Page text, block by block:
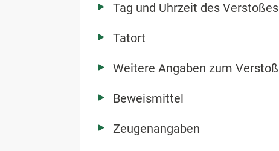
Tag und Uhrzeit des Verstoßes
Tatort
Weitere Angaben zum Verstoß
Beweismittel
Zeugenangaben